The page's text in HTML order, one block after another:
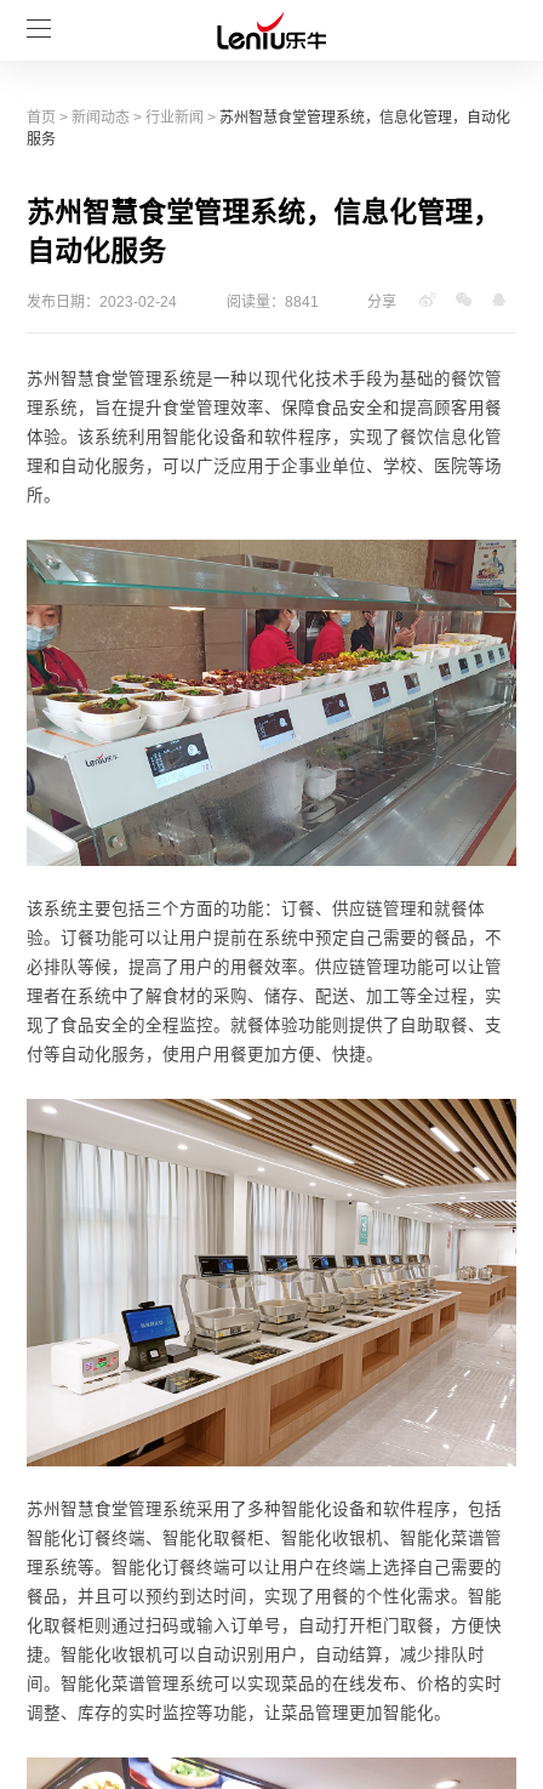
首页 >新闻动态 >行业新闻 >苏州智慧食堂管理系统，信息化管理，自动化
服务
苏州智慧食堂管理系统，信息化管理，
自动化服务
发布日期：2023-02-24 阅读量：8841 分享
苏州智慧食堂管理系统是一种以现代化技术手段为基础的餐饮管
理系统，旨在提升食堂管理效率、保障食品安全和提高顾客用餐
体验。该系统利用智能化设备和软件程序，实现了餐饮信息化管
理和自动化服务，可以广泛应用于企事业单位、学校、医院等场
所。
该系统主要包括三个方面的功能：订餐、供应链管理和就餐体
验。订餐功能可以让用户提前在系统中预定自己需要的餐品，不
必排队等候，提高了用户的用餐效率。供应链管理功能可以让管
理者在系统中了解食材的采购、储存、配送、加工等全过程，实
现了食品安全的全程监控。就餐体验功能则提供了自助取餐、支
付等自动化服务，使用户用餐更加方便、快捷。
苏州智慧食堂管理系统采用了多种智能化设备和软件程序，包括
智能化订餐终端、智能化取餐柜、智能化收银机、智能化菜谱管
理系统等。智能化订餐终端可以让用户在终端上选择自己需要的
餐品，并且可以预约到达时间，实现了用餐的个性化需求。智能
化取餐柜则通过扫码或输入订单号，自动打开柜门取餐，方便快
捷。智能化收银机可以自动识别用户，自动结算，减少排队时
间。智能化菜谱管理系统可以实现菜品的在线发布、价格的实时
调整、库存的实时监控等功能，让菜品管理更加智能化。